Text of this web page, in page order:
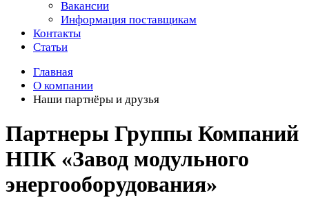
Вакансии
Информация поставщикам
Контакты
Статьи
Главная
О компании
Наши партнёры и друзья
Партнеры Группы Компаний
НПК «Завод модульного
энергооборудования»